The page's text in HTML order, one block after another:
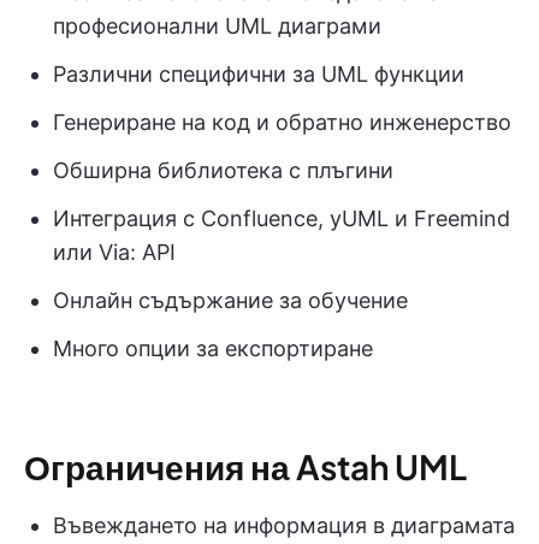
професионални UML диаграми
Различни специфични за UML функции
Генериране на код и обратно инженерство
Обширна библиотека с плъгини
Интеграция с Confluence, yUML и Freemind
или Via: API
Онлайн съдържание за обучение
Много опции за експортиране
Ограничения на Astah UML
Въвеждането на информация в диаграмата